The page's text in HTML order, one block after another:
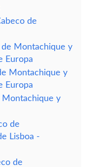
de
Montachique y
Europa
Montachique y
Europa
Montachique y
de
Lisboa -
de